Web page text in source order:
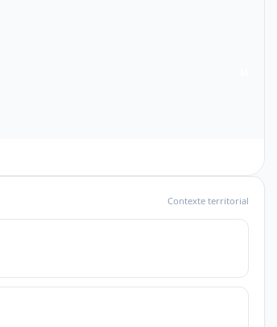
Contexte territorial